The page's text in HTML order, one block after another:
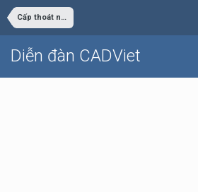
Cấp thoát nước
Diễn đàn CADViet